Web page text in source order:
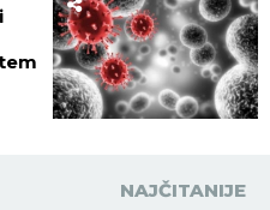
NAJČITANIJE